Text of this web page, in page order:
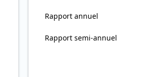
Rapport annuel
Rapport semi-annuel